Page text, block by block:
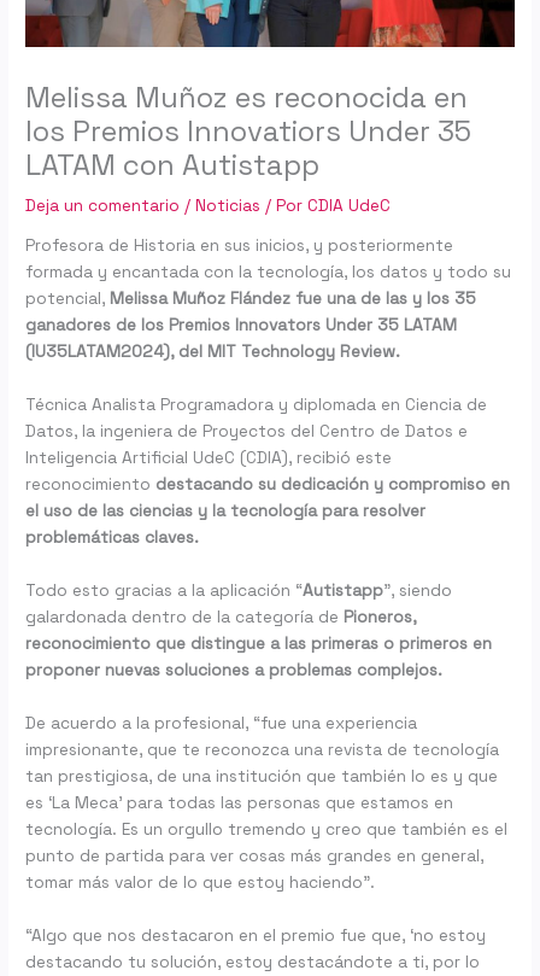
Melissa Muñoz es reconocida en
los Premios Innovatiors Under 35
LATAM con Autistapp
Deja un comentario /Noticias / PorCDIA UdeC
Profesora de Historia en sus inicios, y posteriormente
formada y encantada con la tecnología, los datos y todo su
potencial, Melissa Muñoz Flández fue una de las y los 35
ganadores de los Premios Innovators Under 35 LATAM
(IU35LATAM2024), del MIT Technology Review.
Técnica Analista Programadora y diplomada en Ciencia de
Datos, la ingeniera de Proyectos del Centro de Datos e
Inteligencia Artificial UdeC (CDIA), recibió este
reconocimiento destacando su dedicación y compromiso en
el uso de las ciencias y la tecnología para resolver
problemáticas claves.
Todo esto gracias a la aplicación “Autistapp”, siendo
galardonada dentro de la categoría de Pioneros,
reconocimiento que distingue a las primeras o primeros en
proponer nuevas soluciones a problemas complejos.
De acuerdo a la profesional, “fue una experiencia
impresionante, que te reconozca una revista de tecnología
tan prestigiosa, de una institución que también lo es y que
es ‘La Meca’ para todas las personas que estamos en
tecnología. Es un orgullo tremendo y creo que también es el
punto de partida para ver cosas más grandes en general,
tomar más valor de lo que estoy haciendo”.
“Algo que nos destacaron en el premio fue que, ‘no estoy
destacando tu solución, estoy destacándote a ti, por lo